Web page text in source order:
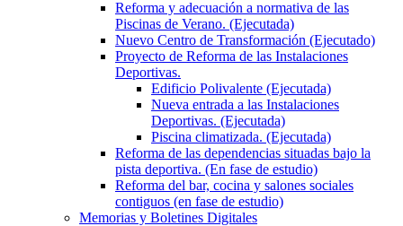
Reforma y adecuación a normativa de las
Piscinas de Verano. (Ejecutada)
Nuevo Centro de Transformación (Ejecutado)
Proyecto de Reforma de las Instalaciones
Deportivas.
Edificio Polivalente (Ejecutada)
Nueva entrada a las Instalaciones
Deportivas. (Ejecutada)
Piscina climatizada. (Ejecutada)
Reforma de las dependencias situadas bajo la
pista deportiva. (En fase de estudio)
Reforma del bar, cocina y salones sociales
contiguos (en fase de estudio)
Memorias y Boletines Digitales